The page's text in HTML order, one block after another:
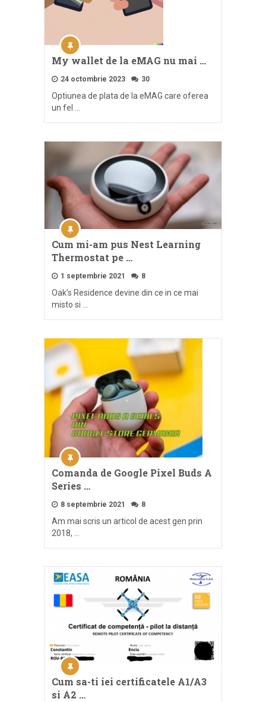
My wallet de la eMAG nu mai …
24 octombrie 2023 30
Optiunea de plata de la eMAG care oferea
un fel …
Cum mi-am pus Nest Learning
Thermostat pe …
1 septembrie 2021 8
Oak’s Residence devine din ce in ce mai
misto si …
Comanda de Google Pixel Buds A
Series …
8 septembrie 2021 8
Am mai scris un articol de acest gen prin
2018, …
Cum sa-ti iei certificatele A1/A3
si A2 …